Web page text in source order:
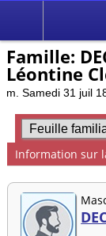
Famille:
Léontine
m. Samedi 31 juil
Information sur